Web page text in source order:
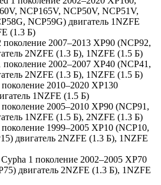
NCP165V, NCP50V, NCP51V,
NCP59G) двигатель 1NZFE
(1.3 Б)
поколение 2007–2013 XP90 (NCP92,
2NZFE (1.3 Б), 1NZFE (1.5 Б)
поколение 2002–2007 XP40 (NCP41,
2NZFE (1.3 Б), 1NZFE (1.5 Б)
2010–2020 XP130
1NZFE (1.5 Б)
2005–2010 XP90 (NCP91,
1NZFE (1.5 Б), 2NZFE (1.3 Б)
1999–2005 XP10 (NCP10,
двигатель 2NZFE (1.3 Б), 1NZFE
1 поколение 2002–2005 XP70
двигатель 2NZFE (1.3 Б), 1NZFE